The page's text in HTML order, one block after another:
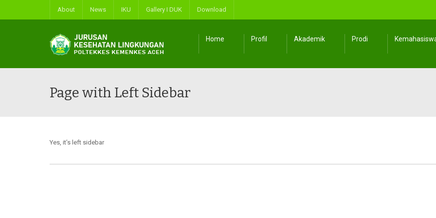
About News IKU Gallery I DUK Download
Home Profil Akademik Prodi
Page with Left Sidebar
Yes, it’s left sidebar